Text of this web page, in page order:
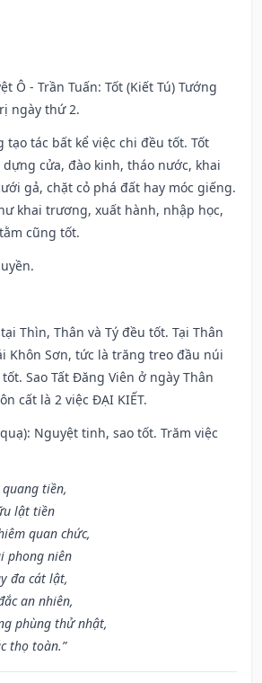
Ô - Trần Tuấn: Tốt (Kiết Tú) Tướng
ngày thứ 2.
tạo tác bất kể việc chi đều tốt. Tốt
cửa, đào kinh, tháo nước, khai
gả, chặt cỏ phá đất hay móc giếng.
khai trương, xuất hành, nhập học,
cũng tốt.
Thìn, Thân và Tý đều tốt. Tại Thân
Khôn Sơn, tức là trăng treo đầu núi
Sao Tất Đăng Viên ở ngày Thân
cất là 2 việc ĐẠI KIẾT.
Nguyệt tinh, sao tốt. Trăm việc
tiền,
lật tiền
quan chức,
phong niên
đa cát lật,
an nhiên,
phùng thử nhật,
thọ toàn.”